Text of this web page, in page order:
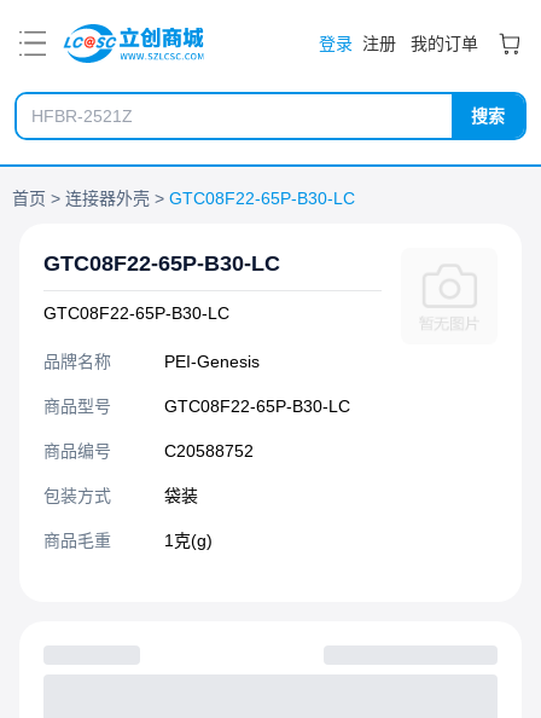
登录 注册 我的订单
搜索
首页 连接器外壳 GTC08F22-65P-B30-LC
GTC08F22-65P-B30-LC
GTC08F22-65P-B30-LC
品牌名称 PEI-Genesis
商品型号 GTC08F22-65P-B30-LC
商品编号 C20588752
包装方式 袋装
商品毛重 1克(g)